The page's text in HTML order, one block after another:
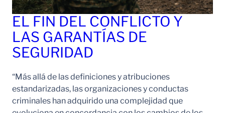
EL FIN DEL CONFLICTO Y
LAS GARANTÍAS DE
SEGURIDAD
“Más allá de las definiciones y atribuciones
estandarizadas, las organizaciones y conductas
criminales han adquirido una complejidad que